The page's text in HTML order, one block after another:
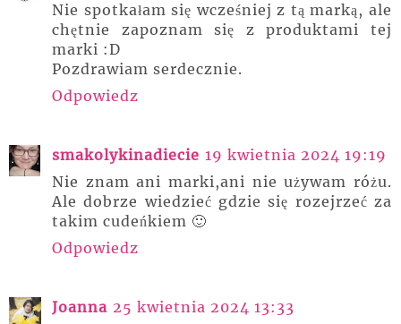
Nie spotkałam się wcześniej z tą marką, ale
chętnie zapoznam się z produktami tej
marki :D
Pozdrawiam serdecznie.
Odpowiedz
smakolykinadiecie 19 kwietnia 2024 19:19
Nie znam ani marki,ani nie używam różu.
Ale dobrze wiedzieć gdzie się rozejrzeć za
takim cudeńkiem 🙂
Odpowiedz
Joanna 25 kwietnia 2024 13:33